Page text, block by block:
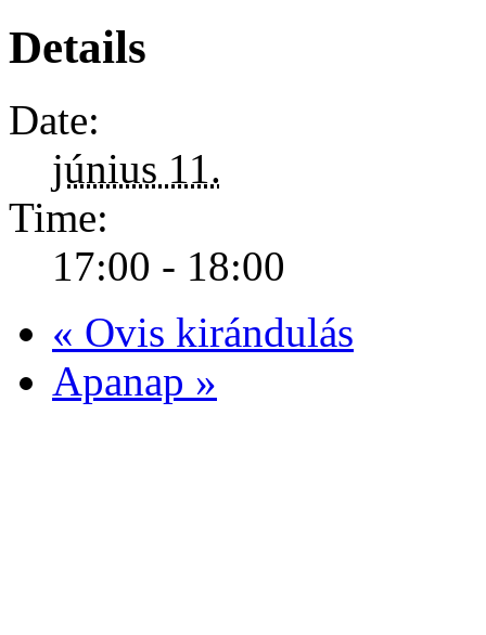
Details
Date:
június 11.
Time:
17:00 - 18:00
« Ovis kirándulás
Apanap »